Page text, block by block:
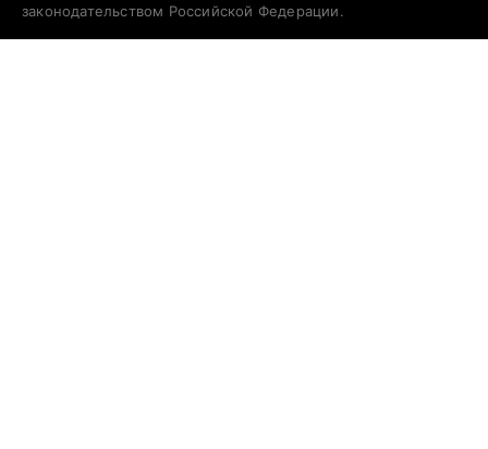
законодательством Российской Федерации.